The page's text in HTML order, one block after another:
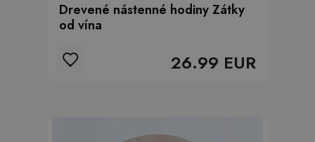
Drevené nástenné hodiny Zátky
od vína
26.99 EUR